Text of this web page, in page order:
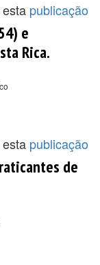
publicação
e
Rica.
publicação
de